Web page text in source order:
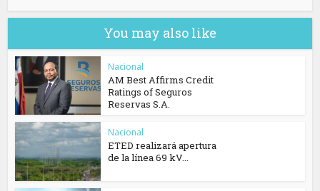
You may also like
Nacional
AM Best Affirms Credit
Ratings of Seguros
Reservas S.A.
Nacional
ETED realizará apertura
de la línea 69 kV...